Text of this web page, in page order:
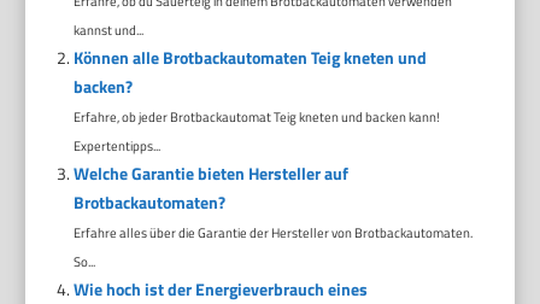
kannst und...
Können alle Brotbackautomaten Teig kneten und
backen?
Erfahre, ob jeder Brotbackautomat Teig kneten und backen kann!
Expertentipps...
Welche Garantie bieten Hersteller auf
Brotbackautomaten?
Erfahre alles über die Garantie der Hersteller von Brotbackautomaten.
So...
Wie hoch ist der Energieverbrauch eines